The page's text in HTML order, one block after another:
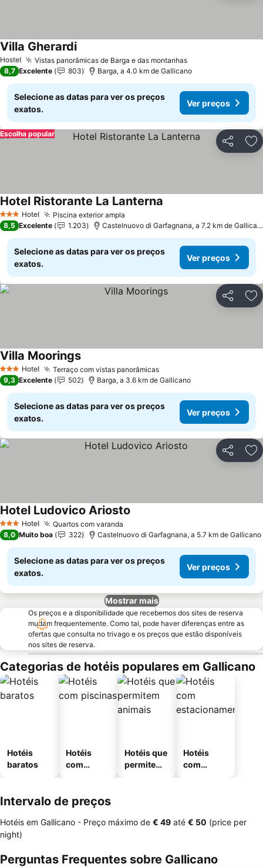
Hostel Vistas panorâmicas de Barga e das montanhas
Villa Gherardi
8,7 Excelente 803 Barga, a 4.0 km de Gallicano
Selecione as datas para ver os preços
exatos.
Ver preços
Partilhar
Escolha popular
3 EstrelasHotel Piscina exterior ampla
Hotel Ristorante La Lanterna
8,5 Excelente 1.203 Castelnuovo di Garfagnana, a 7.2 km de Gallicano
Selecione as datas para ver os preços
exatos.
Ver preços
Partilhar
3 EstrelasHotel Terraço com vistas panorâmicas
Villa Moorings
9,3 Excelente 502 Barga, a 3.6 km de Gallicano
Selecione as datas para ver os preços
exatos.
Ver preços
Partilhar
3 EstrelasHotel Quartos com varanda
Hotel Ludovico Ariosto
8,0 Muito boa 322 Castelnuovo di Garfagnana, a 5.7 km de Gallicano
Selecione as datas para ver os preços
exatos.
Ver preços
Mostrar mais
Os preços e a disponibilidade que recebemos dos sites de reserva
mudam frequentemente. Como tal, pode haver diferenças entre as
ofertas que consulta no trivago e os preços que estão disponíveis
nos sites de reserva.
Categorias de hotéis populares em Gallicano
Hotéis
baratos
Hotéis
com
Hotéis que
permitem
Hotéis
com
Intervalo de preços
Hotéis em Gallicano - Preço máximo de ‎€ 49 até ‎€ 50 (price per
night)
Perguntas Frequentes sobre Gallicano